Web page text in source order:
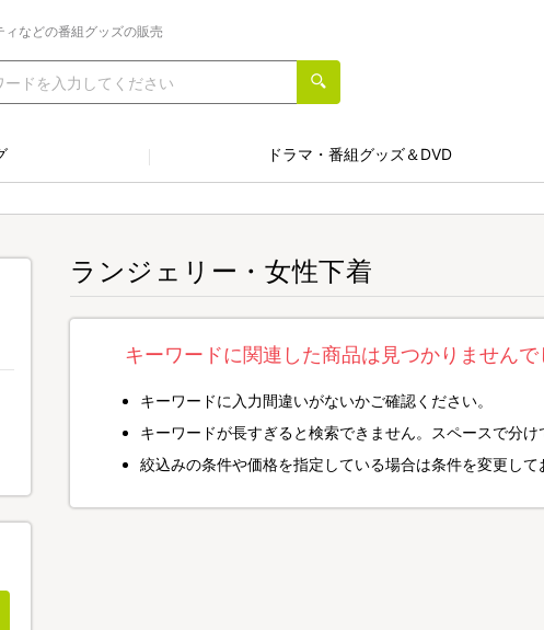
などの番組グッズの販売
ドラマ・番組グッズ＆DVD
ランジェリー・女性下着
キーワードに関連した商品は見つかりませんで
キーワードに入力間違いがないかご確認ください。
キーワードが長すぎると検索できません。スペースで分け
絞込みの条件や価格を指定している場合は条件を変更して